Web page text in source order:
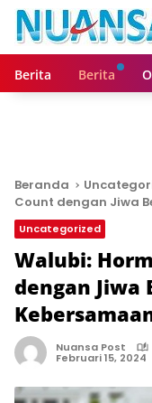
Berita Berita
Beranda
Count dengan Jiwa
Uncategorized
Walubi:
dengan Jiwa
Nuansa Post
Februari 15, 2024